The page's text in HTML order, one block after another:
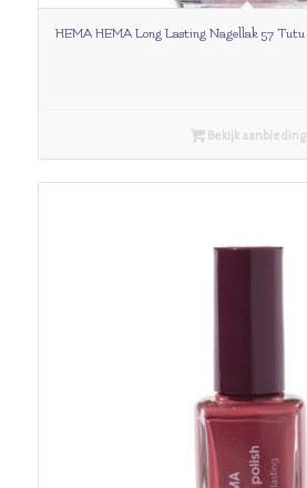
HEMA HEMA Long Lasting Nagellak 57 Tutu
Bekijk aanbieding